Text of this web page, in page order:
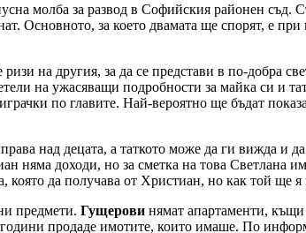
молба за развод в Софийския районен съд.
Основното, за което двамата ще спорят, е
ризи на другия, за да се представи в по-добра
на ужасяващи подробности за майка си и
по главите. Най-вероятно ще бъдат
над децата, а таткото може да ги вижда и
няма доходи, но за сметка на това Светлана
която да получава от Христиан, но как той ще
предмети. Гущерови нямат апартаменти, къщи
продаде имотите, които имаше. По